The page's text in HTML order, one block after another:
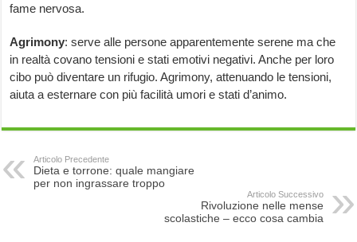
fame nervosa.
Agrimony: serve alle persone apparentemente serene ma che
in realtà covano tensioni e stati emotivi negativi. Anche per loro
cibo può diventare un rifugio. Agrimony, attenuando le tensioni,
aiuta a esternare con più facilità umori e stati d’animo.
Articolo Precedente
Dieta e torrone: quale mangiare
per non ingrassare troppo
Articolo Successivo
Rivoluzione nelle mense
scolastiche – ecco cosa cambia